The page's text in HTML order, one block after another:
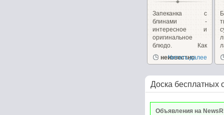
Запеканка с
блинами -
интересное и
оригинальное
блюдо. Как
правило, мы
привыкли...
неизвестно
Читать далее
Доска бесплатных
Объявления на